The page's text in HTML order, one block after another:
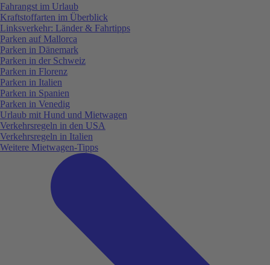
Fahrangst im Urlaub
Kraftstoffarten im Überblick
Linksverkehr: Länder & Fahrtipps
Parken auf Mallorca
Parken in Dänemark
Parken in der Schweiz
Parken in Florenz
Parken in Italien
Parken in Spanien
Parken in Venedig
Urlaub mit Hund und Mietwagen
Verkehrsregeln in den USA
Verkehrsregeln in Italien
Weitere Mietwagen-Tipps